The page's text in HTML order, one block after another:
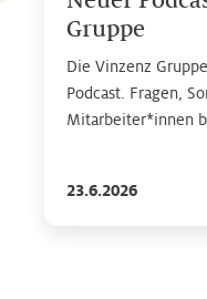
Gruppe
Die Vinzenz
Podcast. Fragen,
Mitarbeiter*innen
auf allen gängigen
23.6.2026